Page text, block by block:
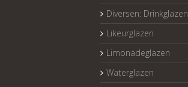
Diversen: Drinkglazen
Likeurglazen
Limonadeglazen
Waterglazen